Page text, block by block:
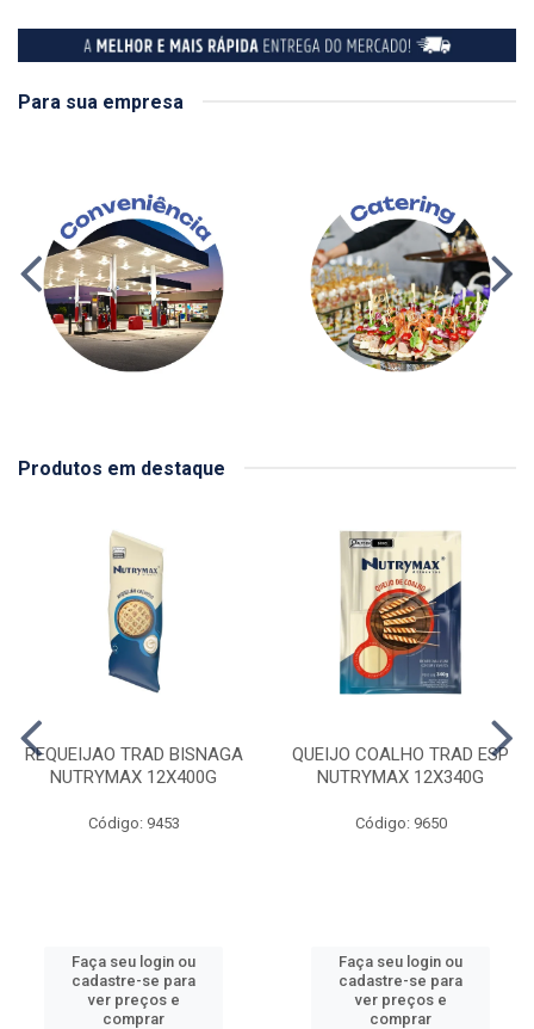
Para sua empresa
Produtos em destaque
REQUEIJAO TRAD BISNAGA
NUTRYMAX 12X400G
Código: 9453
Faça seu login ou
cadastre-se para
ver preços e
comprar
QUEIJO COALHO TRAD ESP
NUTRYMAX 12X340G
Código: 9650
Faça seu login ou
cadastre-se para
ver preços e
comprar